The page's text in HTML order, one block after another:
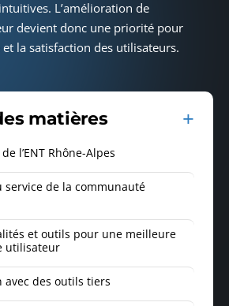
L’amélioration de
devient donc une priorité pour
la satisfaction des utilisateurs.
matières
l’ENT Rhône-Alpes
service de la communauté
et outils pour une meilleure
utilisateur
avec des outils tiers